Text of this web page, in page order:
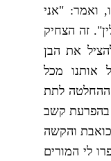
ואמר: "אני
זה הצחיק
את הבן
אותנו מכל
ההחלטה לתת
בהפרעת קשב
והקשה
לי המורים